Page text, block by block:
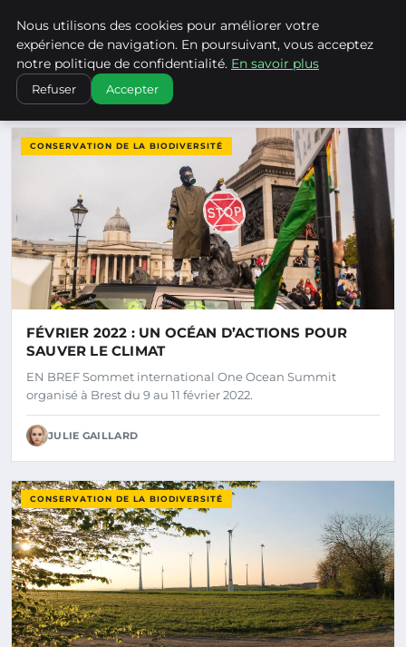
Climatechangenebraska -
CLIMATECHANGENEBRASKA
DERNIERS ARTICLES
CONSERVATION DE LA BIODIVERSITÉ
FÉVRIER 2022 : UN OCÉAN D’ACTIONS POUR
SAUVER LE CLIMAT
EN BREF Sommet international One Ocean Summit
organisé à Brest du 9 au 11 février 2022.
JULIE GAILLARD
CONSERVATION DE LA BIODIVERSITÉ
Nous utilisons des cookies pour améliorer votre
expérience de navigation. En poursuivant, vous acceptez
notre politique de confidentialité. En savoir plus
Refuser Accepter